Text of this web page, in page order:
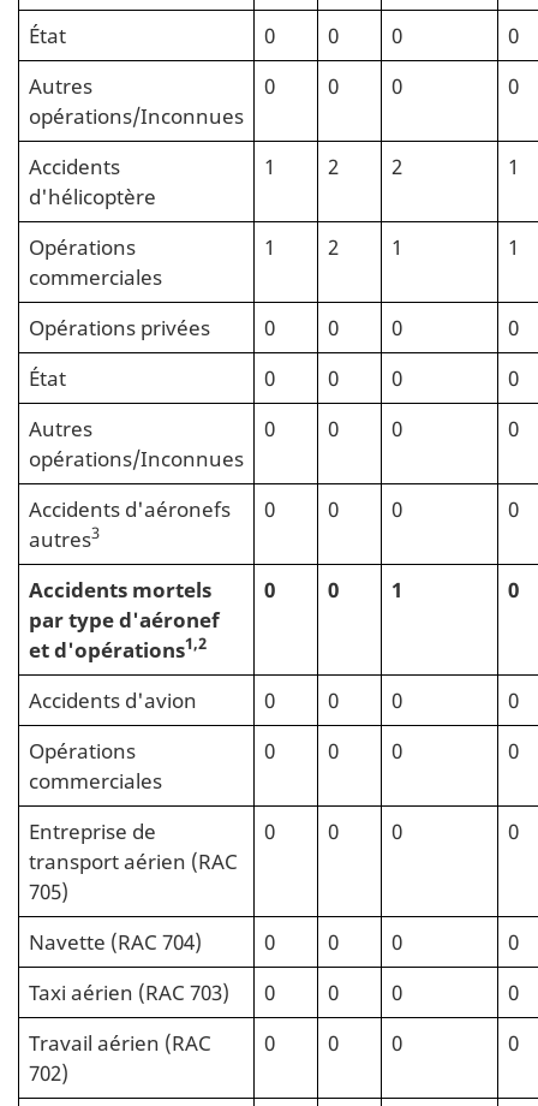
État 0 0 0
0
Autres
opérations/Inconnues
0 0 0 0
Accidents
d'hélicoptère
1 2 2 1
Opérations
commerciales
1 2 1 1
Opérations privées 0 0 0
0
État
0 0 0
0
Autres
opérations/Inconnues
0 0 0 0
Accidents d'aéronefs
autres3
0 0 0 0
Accidents mortels
par type d'aéronef
et d'opérations1,2
0 0 1 0
Accidents d'avion 0 0 0
0
Opérations
commerciales
0 0 0 0
Entreprise de
transport aérien (RAC
705)
0 0 0 0
Navette (RAC 704) 0 0 0
0
Taxi aérien (RAC 703)
0 0 0
0
Travail aérien (RAC
702)
0 0 0 0